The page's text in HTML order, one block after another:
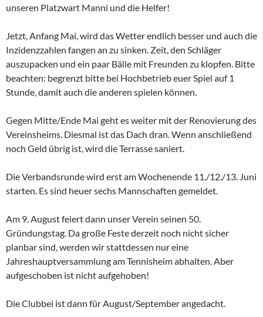
unseren Platzwart Manni und die Helfer!
Jetzt, Anfang Mai, wird das Wetter endlich besser und auch die
Inzidenzzahlen fangen an zu sinken. Zeit, den Schläger
auszupacken und ein paar Bälle mit Freunden zu klopfen. Bitte
beachten: begrenzt bitte bei Hochbetrieb euer Spiel auf 1
Stunde, damit auch die anderen spielen können.
Gegen Mitte/Ende Mai geht es weiter mit der Renovierung des
Vereinsheims. Diesmal ist das Dach dran. Wenn anschließend
noch Geld übrig ist, wird die Terrasse saniert.
Die Verbandsrunde wird erst am Wochenende 11./12./13. Juni
starten. Es sind heuer sechs Mannschaften gemeldet.
Am 9. August feiert dann unser Verein seinen 50.
Gründungstag. Da große Feste derzeit noch nicht sicher
planbar sind, werden wir stattdessen nur eine
Jahreshauptversammlung am Tennisheim abhalten. Aber
aufgeschoben ist nicht aufgehoben!
Die Clubbei ist dann für August/September angedacht.